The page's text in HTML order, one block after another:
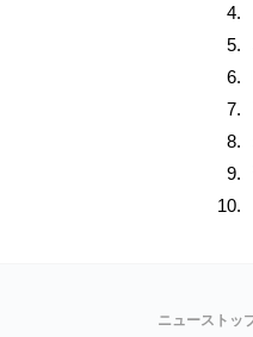
4.
5.
6.
7.
8.
9.
10.
ニューストッ